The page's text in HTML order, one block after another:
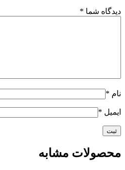
دیدگاه شما *
نام *
ایمیل *
محصولات مشابه